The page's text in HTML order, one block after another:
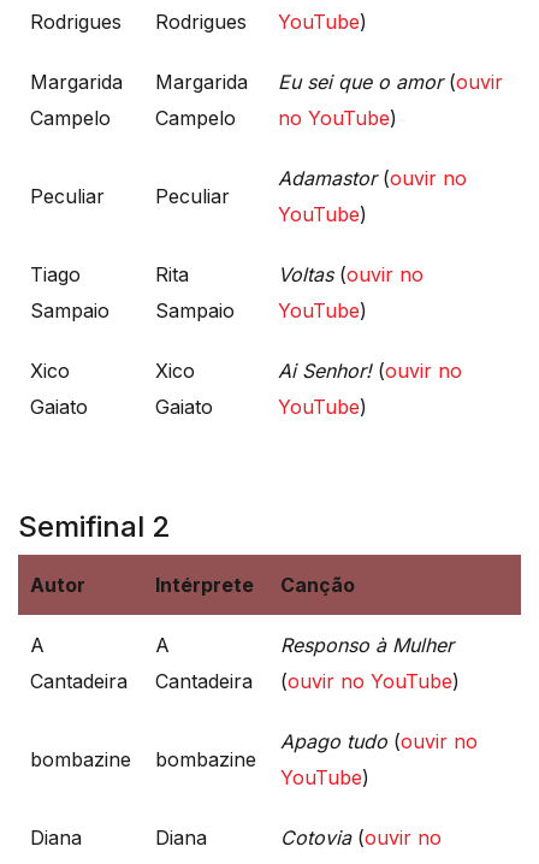
Rodrigues
Rodrigues
YouTube)
Margarida
Campelo
Margarida
Campelo
Eu sei que o amor(ouvir
no YouTube)
Peculiar Peculiar
Adamastor(ouvir no
YouTube)
Tiago
Sampaio
Rita
Sampaio
Voltas(ouvir no
YouTube)
Xico
Gaiato
Xico
Gaiato
Ai Senhor!(ouvir no
YouTube)
Semifinal 2
Autor Intérprete Canção
A
Cantadeira
A
Cantadeira
Responso à Mulher
(ouvir no YouTube)
bombazine bombazine
Apago tudo (ouvir no
YouTube)
Diana
Diana
Cotovia (ouvir no